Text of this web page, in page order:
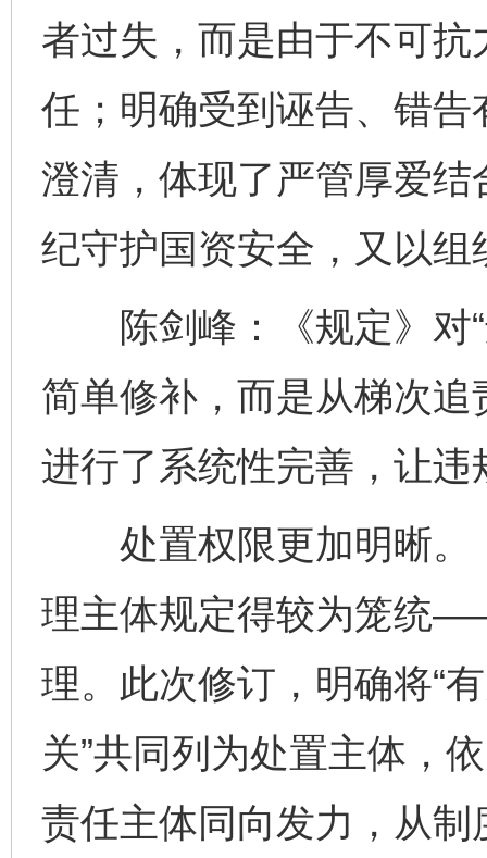
者过失，而是由于不可
任；明确受到诬告、错
澄清，体现了严管厚爱
纪守护国资安全，又以
陈剑峰：《规定》对“
简单修补，而是从梯次
进行了系统性完善，让
处置权限更加明晰。
理主体规定得较为笼统
理。此次修订，明确将“
关”共同列为处置主体，
责任主体同向发力，从制